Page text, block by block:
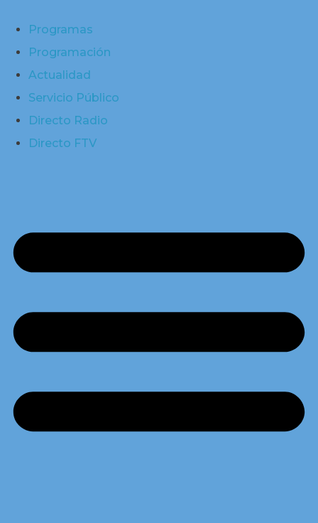
Programas
Programación
Actualidad
Servicio Público
Directo Radio
Directo FTV